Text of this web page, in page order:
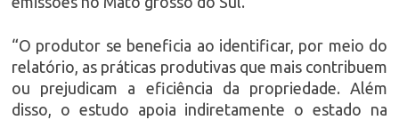
“O produtor se beneficia ao identificar, por meio do
relatório, as práticas produtivas que mais contribuem
ou prejudicam a eficiência da propriedade. Além
disso, o estudo apoia indiretamente o estado na